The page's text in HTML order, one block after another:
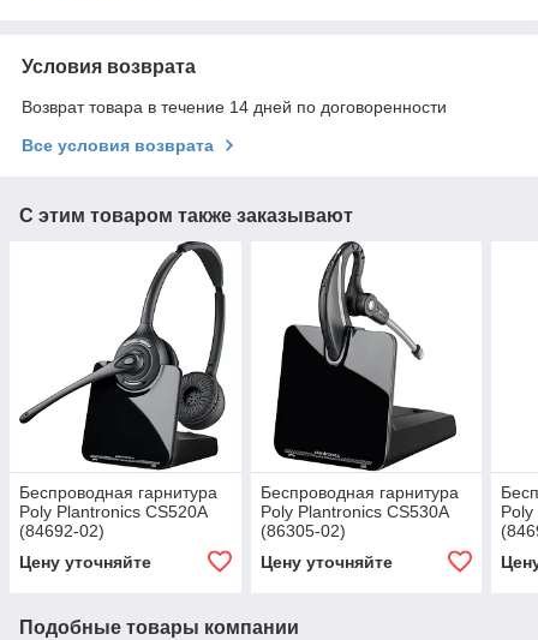
Условия возврата
Возврат товара в течение 14 дней по договоренности
Все условия возврата
С этим товаром также заказывают
Беспроводная гарнитура
Poly Plantronics CS520A
(84692-02)
Цену уточняйте
Беспроводная гарнитура
Poly Plantronics CS530A
(86305-02)
Цену уточняйте
Poly
Подобные товары компании